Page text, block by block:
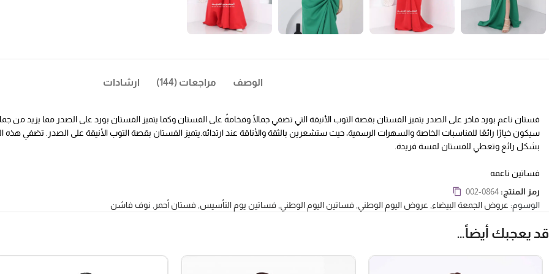
الوصف مراجعات (144) ارشادات
فستان ناعم بورد فاخر على الصدر يتميز الفستان بقصة التوب الأنيقة التي تضفي جمالًا وفخامةً على الفستان وكما يتميز الفستان بورد على الصدر مما يزيد
سيكون خيارًا رائعًا للمناسبات الخاصة والسهرات الرسمية، حيث ستشعرين بالثقة والأناقة عند ارتدائه. يتميز الفستان بقصة التوب الأنيقة على الصدر. تضفي هذه
بشكل رائع وتعطي للفستان لمسة فريدة.
فساتين ناعمه
رمز المنتج: 002-0864
الوسوم: عروض الجمعة البيضاء عروض اليوم الوطني فساتين اليوم الوطني فساتين يوم التأسيس فستان أحمر نوف فاشن
قد يعجبك أيضاً…